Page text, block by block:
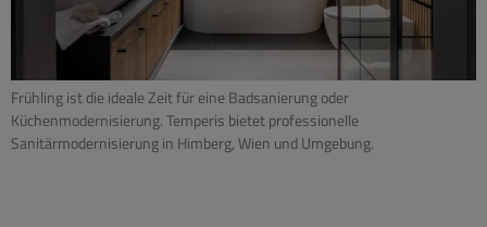
Frühling ist die ideale Zeit für eine Badsanierung oder
Küchenmodernisierung. Temperis bietet professionelle
Sanitärmodernisierung in Himberg, Wien und Umgebung.